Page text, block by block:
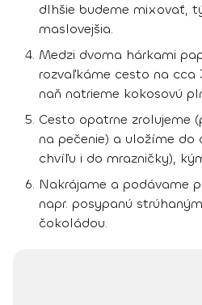
dlhšie budeme mixovať,
maslovejšia.
Medzi dvoma hárkami
rozvaľkáme cesto na cca
naň natrieme kokosovú
Cesto opatrne zrolujeme
na pečenie) a uložíme do
chvíľu i do mrazničky),
Nakrájame a podávame
napr. posypanú
čokoládou.